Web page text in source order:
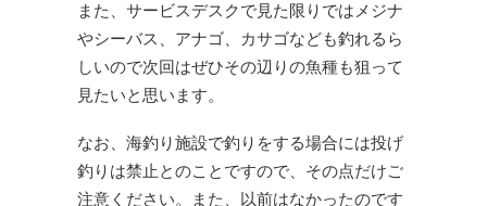
また、サービスデスクで見た限りではメジナ
やシーバス、アナゴ、カサゴなども釣れるら
しいので次回はぜひその辺りの魚種も狙って
見たいと思います。
なお、海釣り施設で釣りをする場合には投げ
釣りは禁止とのことですので、その点だけご
注意ください。また、以前はなかったのです